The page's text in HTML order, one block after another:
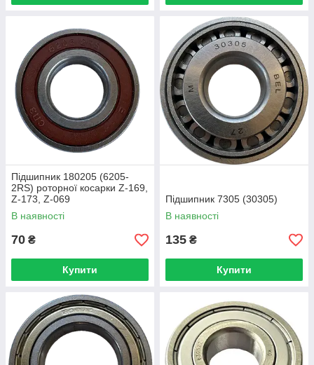
Підшипник 180205 (6205-
2RS) роторної косарки Z-169,
Z-173, Z-069
В наявності
70 ₴
Купити
Підшипник 7305 (30305)
В наявності
135 ₴
Купити